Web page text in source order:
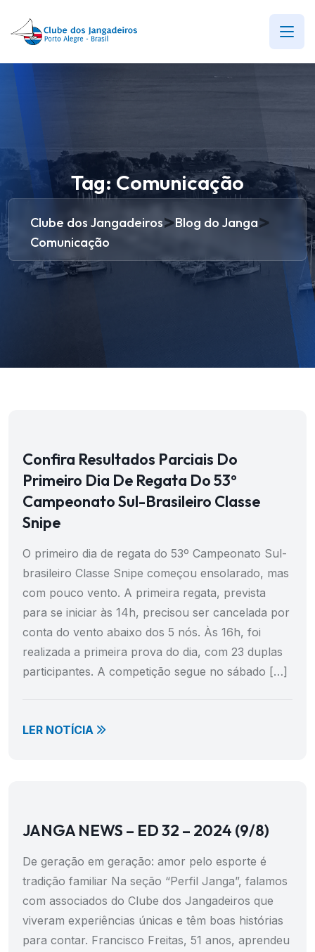
Tag:Comunicação
Clube dos Jangadeiros>Blog do Janga>
Comunicação
Confira Resultados Parciais Do
Primeiro Dia De Regata Do 53º
Campeonato Sul-Brasileiro Classe
Snipe
O primeiro dia de regata do 53º Campeonato Sul-
brasileiro Classe Snipe começou ensolarado, mas
com pouco vento. A primeira regata, prevista
para se iniciar às 14h, precisou ser cancelada por
conta do vento abaixo dos 5 nós. Às 16h, foi
realizada a primeira prova do dia, com 23 duplas
participantes. A competição segue no sábado […]
LER NOTÍCIA
JANGA NEWS – ED 32 – 2024 (9/8)
De geração em geração: amor pelo esporte é
tradição familiar Na seção “Perfil Janga”, falamos
com associados do Clube dos Jangadeiros que
viveram experiências únicas e têm boas histórias
para contar. Francisco Freitas, 51 anos, aprendeu